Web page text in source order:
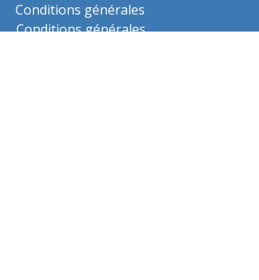
Conditions générales
Conditions générales